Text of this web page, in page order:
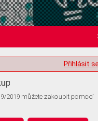
informací
Přihlásit
2019 můžete zakoupit pomocí